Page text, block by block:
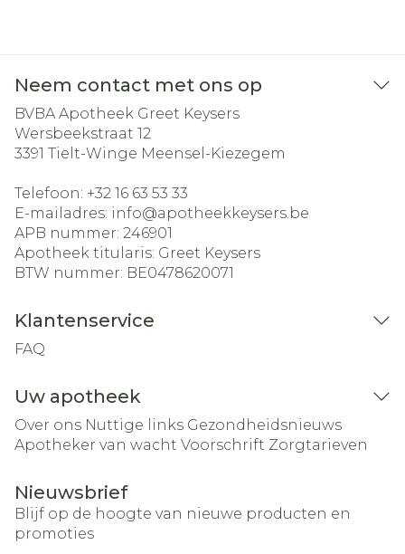
Neem contact met ons op
BVBA Apotheek Greet Keysers
Wersbeekstraat 12
3391 Tielt-Winge Meensel-Kiezegem
Telefoon: +32 16 63 53 33
E-mailadres: info@apotheekkeysers.be
APB nummer: 246901
Apotheek titularis: Greet Keysers
BTW nummer: BE0478620071
Klantenservice
FAQ
Uw apotheek
Over ons Nuttige links Gezondheidsnieuws
Apotheker van wacht Voorschrift Zorgtarieven
Nieuwsbrief
Blijf op de hoogte van nieuwe producten en
promoties